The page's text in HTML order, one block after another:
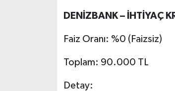
DENİZBANK – İHTİYAÇ
Faiz Oranı: %0 (Faizsiz)
Toplam: 90.000 TL
Detay: